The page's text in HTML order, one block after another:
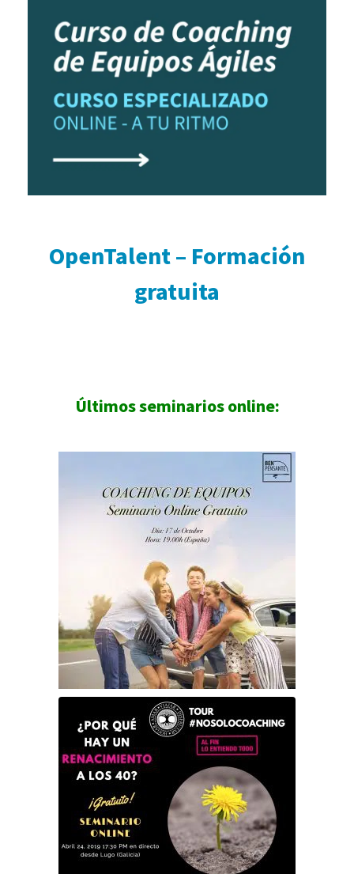
OpenTalent – Formación
gratuita
Últimos seminarios online: